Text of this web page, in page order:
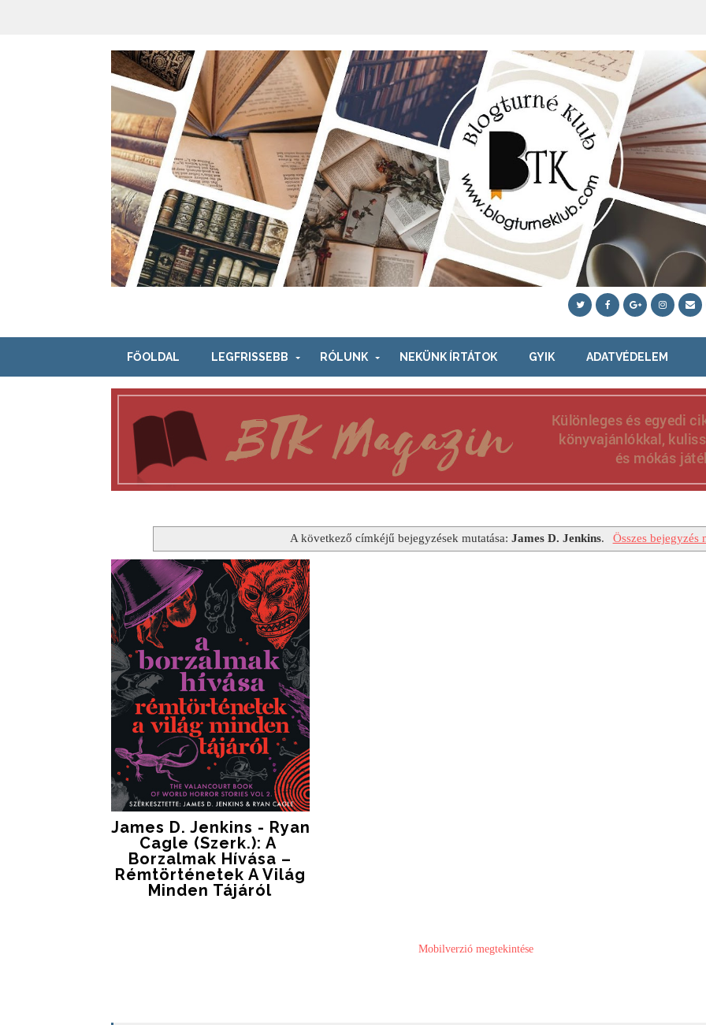
FŐOLDAL LEGFRISSEBB RÓLUNK NEKÜNK ÍRTÁTOK GYIK ADATVÉDELEM
A következő címkéjű bejegyzések mutatása:James D. Jenkins. Összes bejegyzés
James D. Jenkins - Ryan
Cagle (szerk.): A ​
Borzalmak Hívása –
Rémtörténetek A Világ
Minden Tájáról
Mobilverzió megtekintése